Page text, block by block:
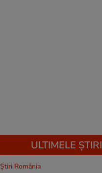
ULTIMELE ȘTIRI
Știri România